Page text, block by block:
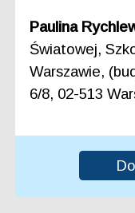
Paulina
Światowej,
Warszawie,
6/8, 02-513